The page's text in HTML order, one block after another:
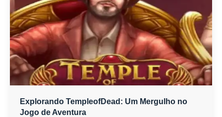
Explorando TempleofDead: Um Mergulho no
Jogo de Aventura